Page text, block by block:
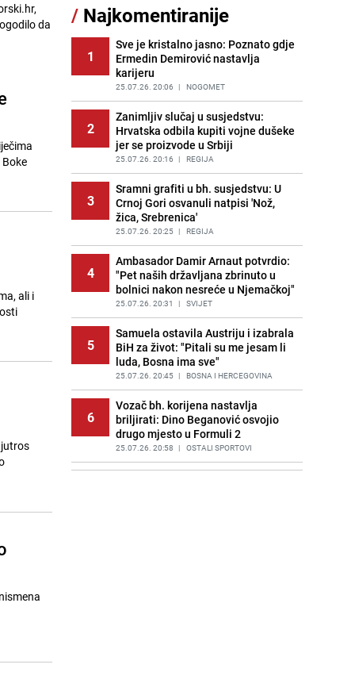
da
ali i
11
Recept za brze uštipke: Ne upijaju
ulje i gotovi su za 30 minuta
PRIJE OKO 11H RECEPTI
Gosti iz Njemačke napravili požar u
apartmanu u Istri, vlasniku se
smijali i pokazivali srednji prst
PRIJE 2 DANA REGIJA
Užas u bh. susjedstvu, mladići
bludničili nad maloljetnicom i sve
snimali: "Stari te gleda u lajvu"
PRIJE 1 DAN | REGIJA
Novi detalji istrage: Ruske službe
otkrile moguć uzrok tragedije bh.
planinara na Elbrusu
PRIJE 2 DANA | SVIJET
Očistite rernu bez hemikalija:
Poznata stručnjakinja dijeli savjete
PRIJE 2 DANA | ŽIVOT I STIL
/ Najkomentiranije
1
Sve je kristalno jasno: Poznato gdje
Ermedin Demirović nastavlja
karijeru
25.07.26. 20:06 | NOGOMET
2
Zanimljiv slučaj u susjedstvu:
Hrvatska odbila kupiti vojne dušeke
jer se proizvode u Srbiji
25.07.26. 20:16 | REGIJA
3
Sramni grafiti u bh. susjedstvu: U
Crnoj Gori osvanuli natpisi 'Nož,
žica, Srebrenica'
25.07.26. 20:25 | REGIJA
4
Ambasador Damir Arnaut potvrdio:
"Pet naših državljana zbrinuto u
bolnici nakon nesreće u Njemačkoj"
25.07.26. 20:31 | SVIJET
5
Samuela ostavila Austriju i izabrala
BiH za život: "Pitali su me jesam li
luda, Bosna ima sve"
25.07.26. 20:45 | BOSNA I HERCEGOVINA
6
Vozač bh. korijena nastavlja
briljirati: Dino Beganović osvojio
drugo mjesto u Formuli 2
25.07.26. 20:58 | OSTALI SPORTOVI